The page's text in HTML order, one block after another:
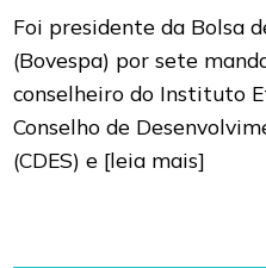
Foi presidente da Bolsa
(Bovespa) por sete
conselheiro do Instituto
Conselho de
(CDES) e [leia mais]